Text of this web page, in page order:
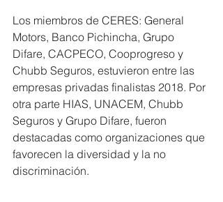
Los miembros de CERES: General
Motors, Banco Pichincha, Grupo
Difare, CACPECO, Cooprogreso y
Chubb Seguros, estuvieron entre las
empresas privadas finalistas 2018. Por
otra parte HIAS, UNACEM, Chubb
Seguros y Grupo Difare, fueron
destacadas como organizaciones que
favorecen la diversidad y la no
discriminación.